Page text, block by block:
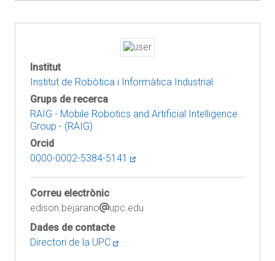
Institut
Institut de Robòtica i Informàtica Industrial
Grups de recerca
RAIG - Mobile Robotics and Artificial Intelligence
Group - (RAIG)
Orcid
0000-0002-5384-5141
Correu electrònic
edison.bejarano
upc.edu
Dades de contacte
Directori de la UPC